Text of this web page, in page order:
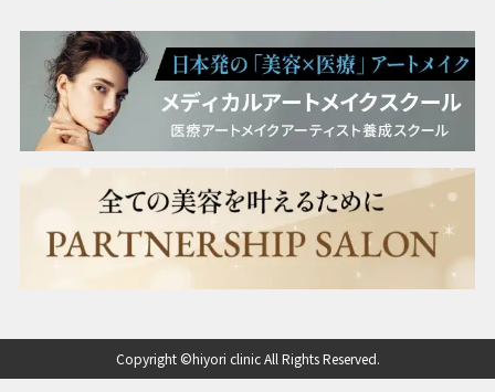
Copyright ©hiyori clinic All Rights Reserved.